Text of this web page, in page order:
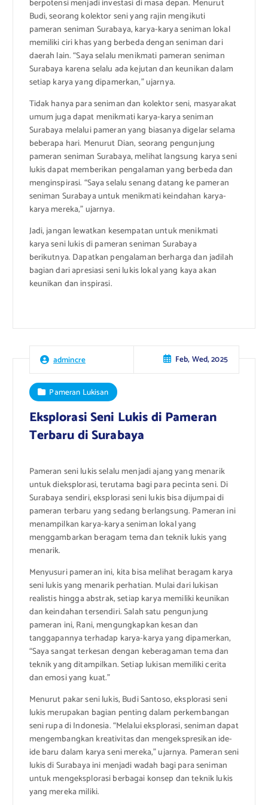
berpotensi menjadi investasi di masa depan. Menurut
Budi, seorang kolektor seni yang rajin mengikuti
pameran seniman Surabaya, karya-karya seniman lokal
memiliki ciri khas yang berbeda dengan seniman dari
daerah lain. “Saya selalu menikmati pameran seniman
Surabaya karena selalu ada kejutan dan keunikan dalam
setiap karya yang dipamerkan,” ujarnya.
Tidak hanya para seniman dan kolektor seni, masyarakat
umum juga dapat menikmati karya-karya seniman
Surabaya melalui pameran yang biasanya digelar selama
beberapa hari. Menurut Dian, seorang pengunjung
pameran seniman Surabaya, melihat langsung karya seni
lukis dapat memberikan pengalaman yang berbeda dan
menginspirasi. “Saya selalu senang datang ke pameran
seniman Surabaya untuk menikmati keindahan karya-
karya mereka,” ujarnya.
Jadi, jangan lewatkan kesempatan untuk menikmati
karya seni lukis di pameran seniman Surabaya
berikutnya. Dapatkan pengalaman berharga dan jadilah
bagian dari apresiasi seni lukis lokal yang kaya akan
keunikan dan inspirasi.
admincre Feb, Wed, 2025
Pameran Lukisan
Eksplorasi Seni Lukis di Pameran
Terbaru di Surabaya
Pameran seni lukis selalu menjadi ajang yang menarik
untuk dieksplorasi, terutama bagi para pecinta seni. Di
Surabaya sendiri, eksplorasi seni lukis bisa dijumpai di
pameran terbaru yang sedang berlangsung. Pameran ini
menampilkan karya-karya seniman lokal yang
menggambarkan beragam tema dan teknik lukis yang
menarik.
Menyusuri pameran ini, kita bisa melihat beragam karya
seni lukis yang menarik perhatian. Mulai dari lukisan
realistis hingga abstrak, setiap karya memiliki keunikan
dan keindahan tersendiri. Salah satu pengunjung
pameran ini, Rani, mengungkapkan kesan dan
tanggapannya terhadap karya-karya yang dipamerkan,
“Saya sangat terkesan dengan keberagaman tema dan
teknik yang ditampilkan. Setiap lukisan memiliki cerita
dan emosi yang kuat.”
Menurut pakar seni lukis, Budi Santoso, eksplorasi seni
lukis merupakan bagian penting dalam perkembangan
seni rupa di Indonesia. “Melalui eksplorasi, seniman dapat
mengembangkan kreativitas dan mengekspresikan ide-
ide baru dalam karya seni mereka,” ujarnya. Pameran seni
lukis di Surabaya ini menjadi wadah bagi para seniman
untuk mengeksplorasi berbagai konsep dan teknik lukis
yang mereka miliki.